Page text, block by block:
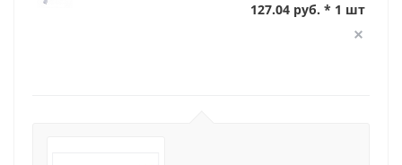
127.04 руб. * 1 шт